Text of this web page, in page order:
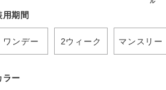
ル
用期間
ワンデー 2ウィーク マンスリー
ラー